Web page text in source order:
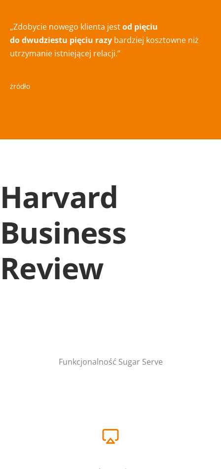
„Zdobycie nowego klienta jestod pięciu
do dwudziestu pięciu razy bardziej kosztowne niż
utrzymanie istniejącej relacji.”
żródło
Harvard
Business
Review
Funkcjonalność Sugar Serve